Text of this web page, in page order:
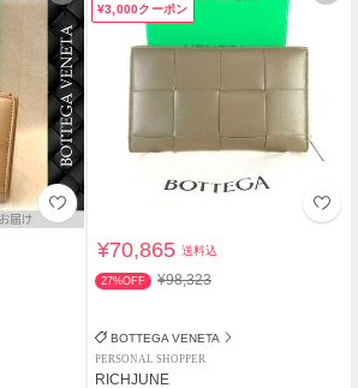
¥3,000クーポン
¥70,865送料込
27%OFF ¥98,323
BOTTEGA VENETA
PERSONAL SHOPPER
RICHJUNE